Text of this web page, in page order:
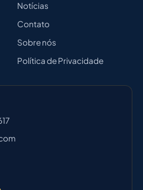
Notícias
Contato
Sobre nós
Política de Privacidade